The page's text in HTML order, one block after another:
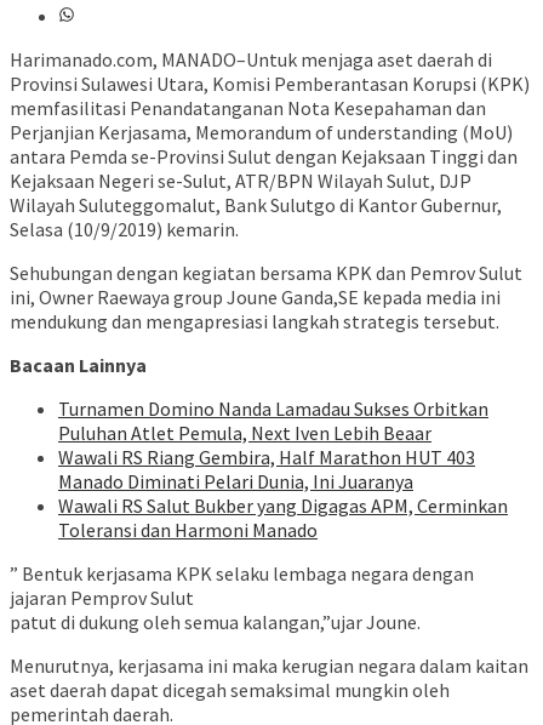
Harimanado.com, MANADO–Untuk menjaga aset daerah di
Provinsi Sulawesi Utara, Komisi Pemberantasan Korupsi (KPK)
memfasilitasi Penandatanganan Nota Kesepahaman dan
Perjanjian Kerjasama, Memorandum of understanding (MoU)
antara Pemda se-Provinsi Sulut dengan Kejaksaan Tinggi dan
Kejaksaan Negeri se-Sulut, ATR/BPN Wilayah Sulut, DJP
Wilayah Suluteggomalut, Bank Sulutgo di Kantor Gubernur,
Selasa (10/9/2019) kemarin.
Sehubungan dengan kegiatan bersama KPK dan Pemrov Sulut
ini, Owner Raewaya group Joune Ganda,SE kepada media ini
mendukung dan mengapresiasi langkah strategis tersebut.
Bacaan Lainnya
Turnamen Domino Nanda Lamadau Sukses Orbitkan
Puluhan Atlet Pemula, Next Iven Lebih Beaar
Wawali RS Riang Gembira, Half Marathon HUT 403
Manado Diminati Pelari Dunia, Ini Juaranya
Wawali RS Salut Bukber yang Digagas APM, Cerminkan
Toleransi dan Harmoni Manado
” Bentuk kerjasama KPK selaku lembaga negara dengan
jajaran Pemprov Sulut
patut di dukung oleh semua kalangan,”ujar Joune.
Menurutnya, kerjasama ini maka kerugian negara dalam kaitan
aset daerah dapat dicegah semaksimal mungkin oleh
pemerintah daerah.